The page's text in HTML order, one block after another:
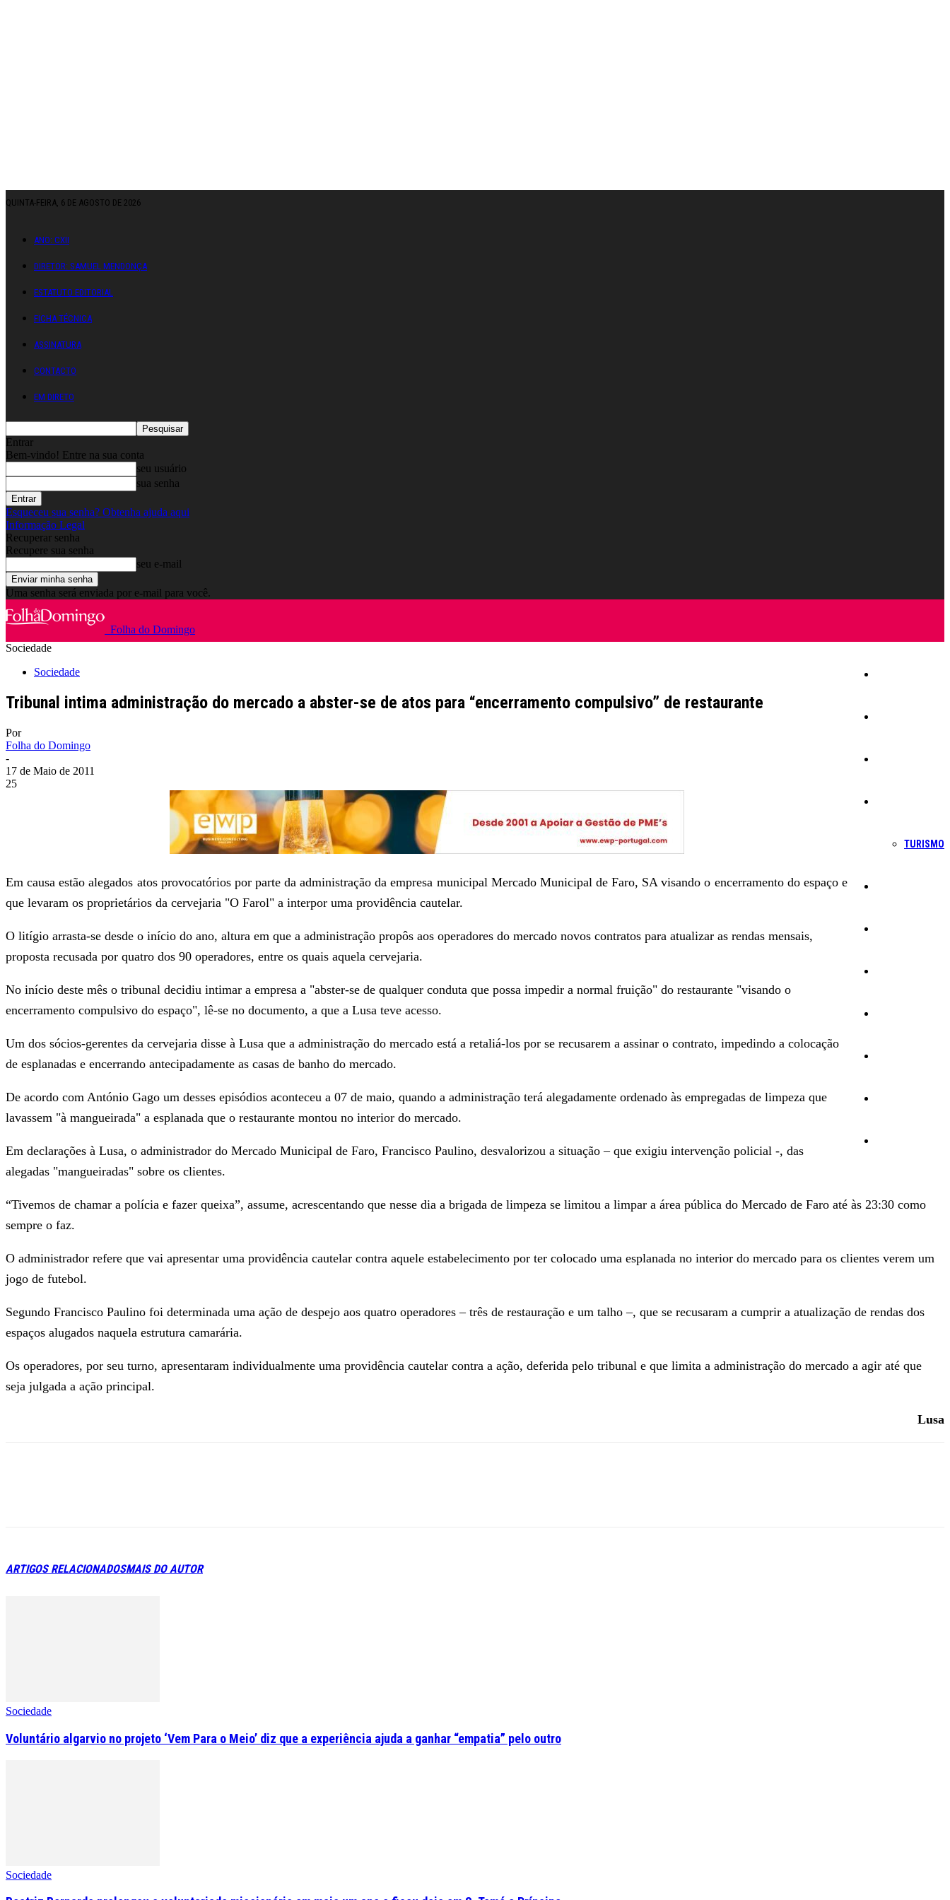
QUINTA-FEIRA, 6 DE AGOSTO DE 2026
ANO: CXII
DIRETOR: SAMUEL MENDONÇA
ESTATUTO EDITORIAL
FICHA TÉCNICA
ASSINATURA
CONTACTO
EM DIRETO
Entrar
Bem-vindo! Entre na sua conta
seu usuário
sua senha
Esqueceu sua senha? Obtenha ajuda aqui
Informação Legal
Recuperar senha
Recupere sua senha
seu e-mail
Uma senha será enviada por e-mail para você.
Folha do Domingo
TURISMO
Sociedade
Sociedade
Tribunal intima administração do mercado a abster-se de atos para “encerramento compulsivo” de restaurante
Por
Folha do Domingo
-
17 de Maio de 2011
25
Em causa estão alegados atos provocatórios por parte da administração da empresa municipal Mercado Municipal de Faro, SA visando o encerramento do espaço e
que levaram os proprietários da cervejaria "O Farol" a interpor uma providência cautelar.
O litígio arrasta-se desde o início do ano, altura em que a administração propôs aos operadores do mercado novos contratos para atualizar as rendas mensais,
proposta recusada por quatro dos 90 operadores, entre os quais aquela cervejaria.
No início deste mês o tribunal decidiu intimar a empresa a "abster-se de qualquer conduta que possa impedir a normal fruição" do restaurante "visando o
encerramento compulsivo do espaço", lê-se no documento, a que a Lusa teve acesso.
Um dos sócios-gerentes da cervejaria disse à Lusa que a administração do mercado está a retaliá-los por se recusarem a assinar o contrato, impedindo a colocação
de esplanadas e encerrando antecipadamente as casas de banho do mercado.
De acordo com António Gago um desses episódios aconteceu a 07 de maio, quando a administração terá alegadamente ordenado às empregadas de limpeza que
lavassem "à mangueirada" a esplanada que o restaurante montou no interior do mercado.
Em declarações à Lusa, o administrador do Mercado Municipal de Faro, Francisco Paulino, desvalorizou a situação – que exigiu intervenção policial -, das
alegadas "mangueiradas" sobre os clientes.
“Tivemos de chamar a polícia e fazer queixa”, assume, acrescentando que nesse dia a brigada de limpeza se limitou a limpar a área pública do Mercado de Faro até às 23:30 como
sempre o faz.
O administrador refere que vai apresentar uma providência cautelar contra aquele estabelecimento por ter colocado uma esplanada no interior do mercado para os clientes verem um
jogo de futebol.
Segundo Francisco Paulino foi determinada uma ação de despejo aos quatro operadores – três de restauração e um talho –, que se recusaram a cumprir a atualização de rendas dos
espaços alugados naquela estrutura camarária.
Os operadores, por seu turno, apresentaram individualmente uma providência cautelar contra a ação, deferida pelo tribunal e que limita a administração do mercado a agir até que
seja julgada a ação principal.
Lusa
ARTIGOS RELACIONADOSMAIS DO AUTOR
Sociedade
Voluntário algarvio no projeto ‘Vem Para o Meio’ diz que a experiência ajuda a ganhar “empatia” pelo outro
Sociedade